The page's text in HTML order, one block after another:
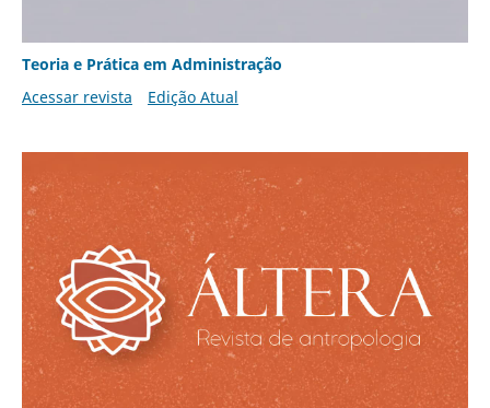
Teoria e Prática em Administração
Acessar revista
Edição Atual